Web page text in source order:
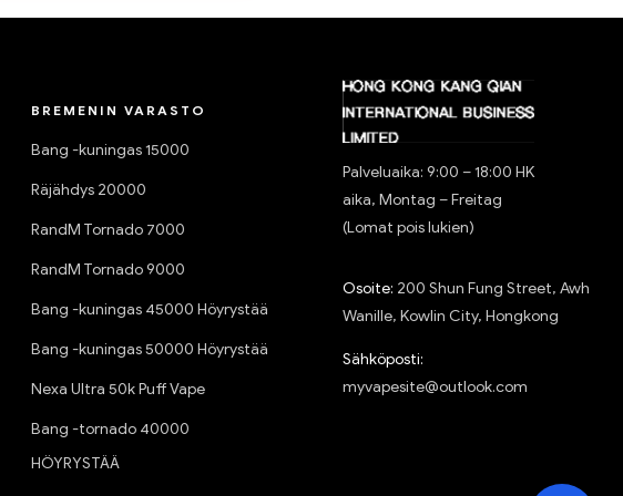
BREMENIN VARASTO
Bang -kuningas 15000
Räjähdys 20000
RandM Tornado 7000
RandM Tornado 9000
Bang -kuningas 45000 Höyrystää
Bang -kuningas 50000 Höyrystää
Nexa Ultra 50k Puff Vape
Bang -tornado 40000
HÖYRYSTÄÄ
Palveluaika: 9:00 – 18:00 HK
aika, Montag – Freitag
(Lomat pois lukien)
Osoite: 200 Shun Fung Street, Awh
Wanille, Kowlin City, Hongkong
Sähköposti:
myvapesite@outlook.com